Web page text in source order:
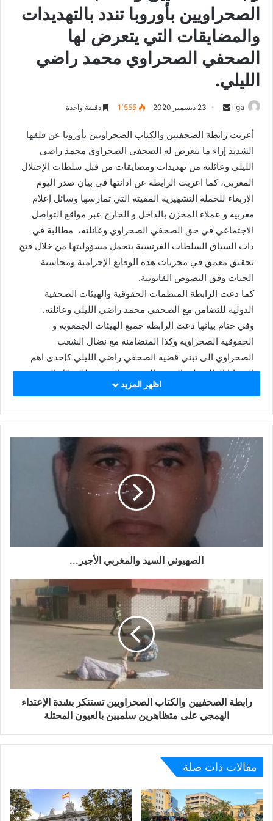
الصحراويين بأوروبا تندد بالتهديدات
والمضايقات التي يتعرض لها
الصحفي الصحراوي محمد راضي
الليلي.
liga
n
d
a
e
23 ديسمبر 2020 1٬555 دقيقة واحدة
أعربت رابطة الصحفيين والكتاب الصحراويين بأوروبا عن قلقها
الشديد إزاء ما يتعرض له الصحفي الصحراوي محمد راضي
الليلي وعائلته من تهديدات ومضايقات من قبل سلطات الإحتلال
المغربي، كما اعربت الرابطة عن ادانتها في بيان صدر اليوم
الاربعاء للحملة التشهيرية المقيتة التي تمارسها وسائل إعلام
مغربية و عملاء المخزن بالداخل و الخارج عبر مواقع التواصل
الاجتماعي في حق الصحفي الصحراوي وعائلته، مطالبة في
ذات السياق السلطات الفرنسية بتحمل مسؤوليتها من خلال فتح
تحقيق معمق في مجريات هذه الوقائع الإجرامية ومحاسبة
الجنات وفق النصوص القانونية.
كما دعت الرابطة المنظمات الحقوقية والهيئات الصحفية
الدولية للتضامن مع الصحفي محمد راضي الليلي وعائلته.
وفي ختام بيانها دعت الرابطة جميع الهيئات الجمعوية و
الحقوقية الصحراوية وكذا المتضامنة مع نضال الشعب
الصحراوي الى تبني قضية الصحفي راضي الليلي كإحدى اهم
القضايا الدالة على التمييز العنصري الممنهج للاحتلال المغربي
بيان تضامني مع الصحفي الصحراوي محمد راضي الليلي
إننا في رابطة الصحفيين و الكتاب الصحراويين نتابع بشكل
مستمر ملف الصحفي الصحراوي محمد راضي الليلي، الذي
يتعرض بشكل يومي وممنهج لموجة من المضايقات والتهديدات
و الحملات التشهيرية المقيتة من طرف الاحتلال المغربي و
أذرعه الإعلامية و عملائه المُستخدَمين في داخل المغرب و
خارجه.
كما نتابع بقلق شديد ما تتعرض له أفراد أسرته و أبنائه و والدته
من مضايقات و ملاحقات و متابعات و تشهير و منع من السفر ، و
ذلك في إطار حملة مسعورة تستهدف شخص الصحفي محمد
راضي الليلي بهدف ثنيه عن مزاولة عمله الصحفي بكل مهنية و
احترافية، و إسكات صوته الحرّ و الجريء المرافع عن حق
الشعب الصحراوي في التحرر و تقرير المصير.
إننا في رابطة الصحفيين و الكتاب الصحراويين بأوروبا، و إذ ندين
راضي الليلي، و التي تمارسها وسائل إعلام مغربية و عملاء
المخزن بالداخل و الخارج عبر مواقع التواصل الاجتماعي. فإننا
اظهر المزيد
الصهيوني السيد والمغربي الأجير...
رابطة الصحفيين والكتاب الصحراويين تستنكر بشدة الإعتداء
الهمجي على متظاهرين سلميين بالعيون المحتلة
مقالات ذات صلة